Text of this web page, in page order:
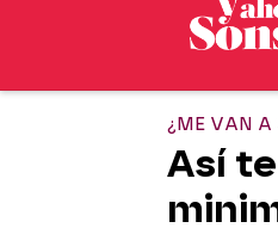
¿ME VAN A
Así